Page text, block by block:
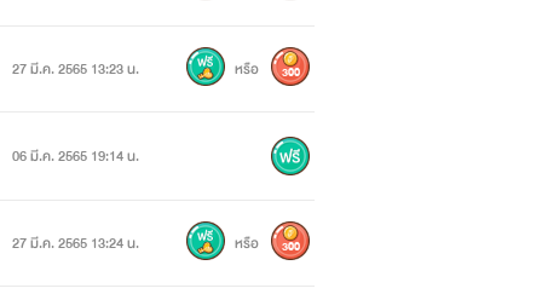
27 มี.ค. 2565 13:23 น. หรือ 300
06 มี.ค. 2565 19:14 น.
27 มี.ค. 2565 13:24 น. หรือ 300